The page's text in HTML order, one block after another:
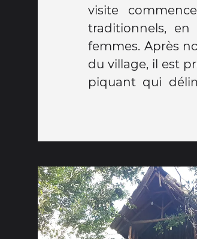
visite
traditionnels,
femmes. Après
du village, il est
piquant qui